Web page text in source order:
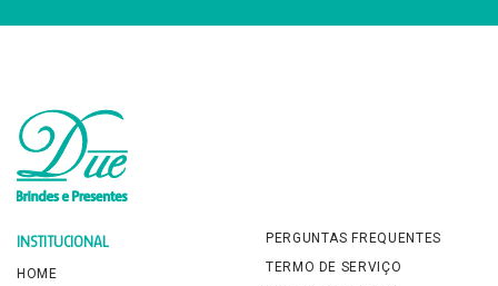
INSTITUCIONAL
HOME
PERGUNTAS FREQUENTES
TERMO DE SERVIÇO